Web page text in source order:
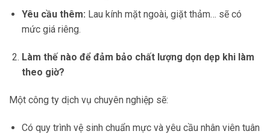
Yêu cầu thêm: Lau kính mặt ngoài, giặt thảm… sẽ có
mức giá riêng.
Làm thế nào để đảm bảo chất lượng dọn dẹp khi làm
theo giờ?
Một công ty dịch vụ chuyên nghiệp sẽ:
Có quy trình vệ sinh chuẩn mực và yêu cầu nhân viên tuân